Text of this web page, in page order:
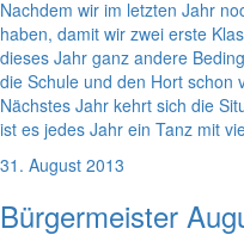
Nachdem wir im letzten Jahr
haben, damit wir zwei erste
dieses Jahr ganz andere
die Schule und den Hort schon
Nächstes Jahr kehrt sich die
ist es jedes Jahr ein Tanz mit
31. August 2013
Bürgermeister